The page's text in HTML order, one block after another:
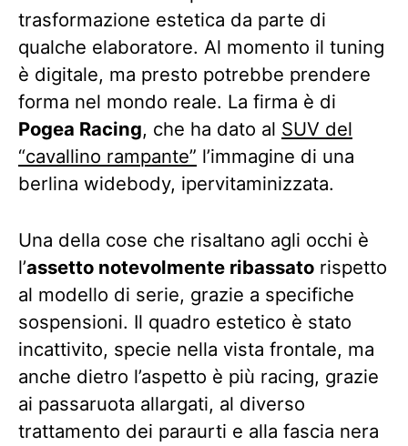
trasformazione estetica da parte di
qualche elaboratore. Al momento il tuning
è digitale, ma presto potrebbe prendere
forma nel mondo reale. La firma è di
Pogea Racing, che ha dato al SUV del
“cavallino rampante” l’immagine di una
berlina widebody, ipervitaminizzata.
Una della cose che risaltano agli occhi è
l’assetto notevolmente ribassato rispetto
al modello di serie, grazie a specifiche
sospensioni. Il quadro estetico è stato
incattivito, specie nella vista frontale, ma
anche dietro l’aspetto è più racing, grazie
ai passaruota allargati, al diverso
trattamento dei paraurti e alla fascia nera